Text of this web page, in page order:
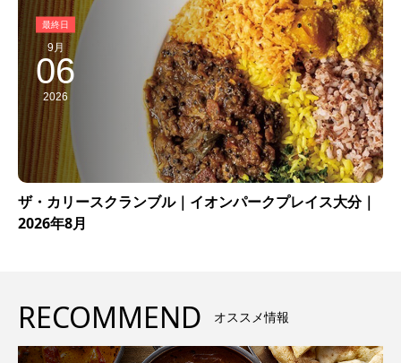
9月
06
2026
ザ・カリースクランブル｜イオンパークプレイス大分｜
2026年8月
RECOMMEND オススメ情報